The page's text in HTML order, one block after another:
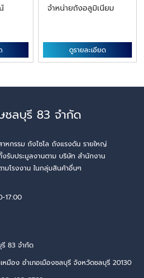
จำหน่ายถังอลูมิเนียม
ดูรายละเอียด
ชลบุรี 83 จำกัด
หกรรม ถังไซโล ถังแรงดัน รายใหญ่
รับประมูลงานตาม บริษัท สำนักงาน
มโรงงาน ในกลุ่มสินค้าอื่นๆ
17:00
83 จำกัด
มือง อำเภอเมืองชลบุรี จังหวัดชลบุรี 20130